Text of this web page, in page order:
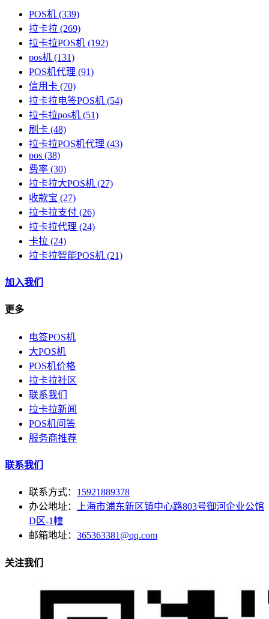
POS机 (339)
拉卡拉 (269)
拉卡拉POS机 (192)
pos机 (131)
POS机代理 (91)
信用卡 (70)
拉卡拉电签POS机 (54)
拉卡拉pos机 (51)
刷卡 (48)
拉卡拉POS机代理 (43)
pos (38)
费率 (30)
拉卡拉大POS机 (27)
收款宝 (27)
拉卡拉支付 (26)
拉卡拉代理 (24)
卡拉 (24)
拉卡拉智能POS机 (21)
加入我们
更多
电签POS机
大POS机
POS机价格
拉卡拉社区
联系我们
拉卡拉新闻
POS机问答
服务商推荐
联系我们
联系方式： 15921889378
办公地址：
上海市浦东新区镇中心路803号御河企业公馆
D区-1幢
邮箱地址： 365363381@qq.com
关注我们